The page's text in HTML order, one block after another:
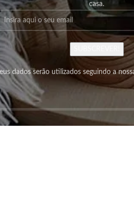
casa.
dados serão utilizados seguindo a